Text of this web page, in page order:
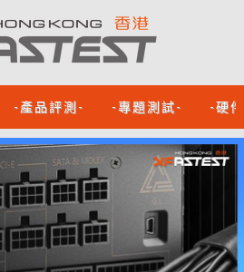
-產品評測- -專題測試- -硬